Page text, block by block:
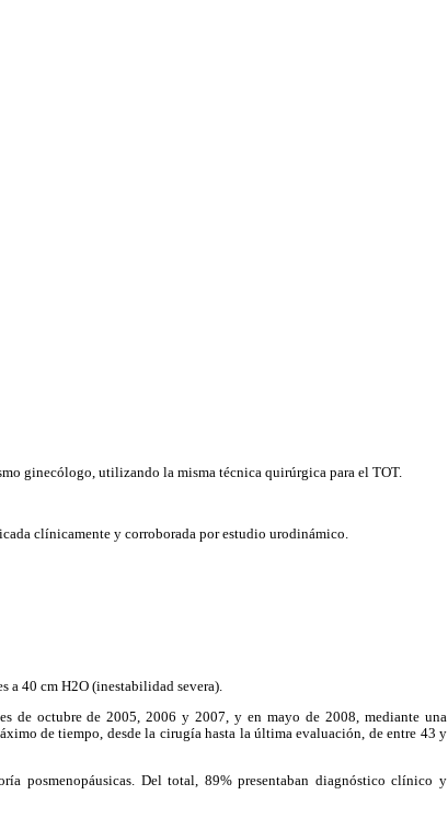
ginecólogo, utilizando la misma técnica quirúrgica para el TOT.
clínicamente y corroborada por estudio urodinámico.
a 40 cm H2O (inestabilidad severa).
de octubre de 2005, 2006 y 2007, y en mayo de 2008, mediante una
de tiempo, desde la cirugía hasta la última evaluación, de entre 43 y
posmenopáusicas. Del total, 89% presentaban diagnóstico clínico y